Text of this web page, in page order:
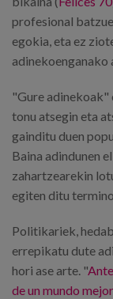
profesional
egokia, eta ez
"Gure adinekoak"
tonu atsegin eta
gainditu duen
Baina adindunen
zahartzearekin
egiten ditu
Politikariek,
errepikatu dute
hori ase arte. "
de un mundo mejor